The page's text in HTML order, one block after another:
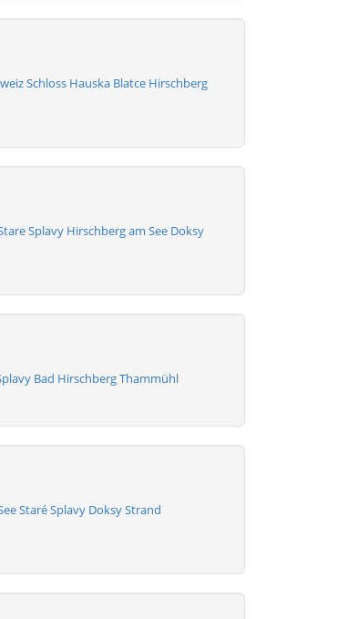
Schloss Hauska Blatce Hirschberg
Splavy Hirschberg am See Doksy
Bad Hirschberg Thammühl
Staré Splavy Doksy Strand